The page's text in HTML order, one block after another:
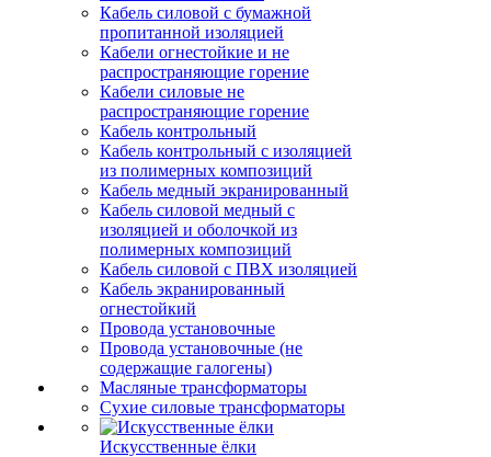
Кабель силовой с бумажной
пропитанной изоляцией
Кабели огнестойкие и не
распространяющие горение
Кабели силовые не
распространяющие горение
Кабель контрольный
Кабель контрольный с изоляцией
из полимерных композиций
Кабель медный экранированный
Кабель силовой медный с
изоляцией и оболочкой из
полимерных композиций
Кабель силовой с ПВХ изоляцией
Кабель экранированный
огнестойкий
Провода установочные
Провода установочные (не
содержащие галогены)
Масляные трансформаторы
Сухие силовые трансформаторы
Искусственные ёлки